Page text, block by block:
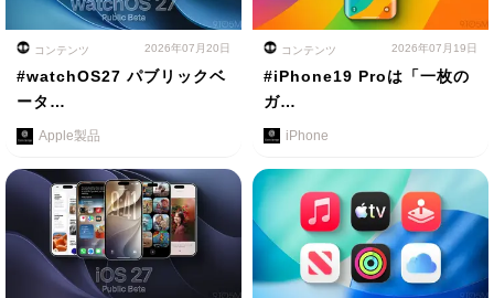
コンテンツ 2026年07月20日
#watchOS27 パブリックベ
ータ…
Apple製品
コンテンツ 2026年07月19日
#iPhone19 Proは「一枚の
ガ…
iPhone